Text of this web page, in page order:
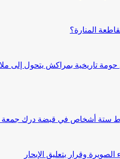
المنارة؟
تاريخية بمراكش يتحول إلى
ستة أشخاص في قبضة درك
وقرار بتعليق الإبحار